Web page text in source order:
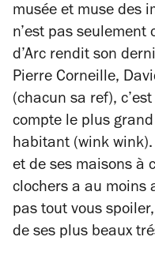
musée et muse des
n’est pas seulement
d’Arc rendit son
Pierre Corneille,
(chacun sa ref),
compte le plus
habitant (wink
et de ses maisons à
clochers a au moins
pas tout vous
de ses plus beaux